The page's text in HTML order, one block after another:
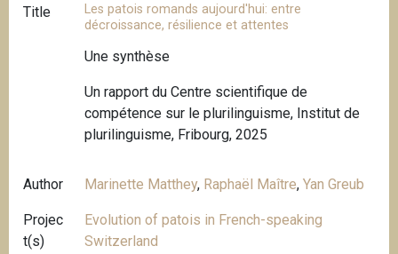
Title
Les patois romands aujourd'hui: entre
décroissance, résilience et attentes
Une synthèse
Un rapport du Centre scientifique de
compétence sur le plurilinguisme, Institut de
plurilinguisme, Fribourg, 2025
Author Marinette Matthey, Raphaël Maître,Yan Greub
Projec
t(s)
Evolution of patois in French-speaking
Switzerland